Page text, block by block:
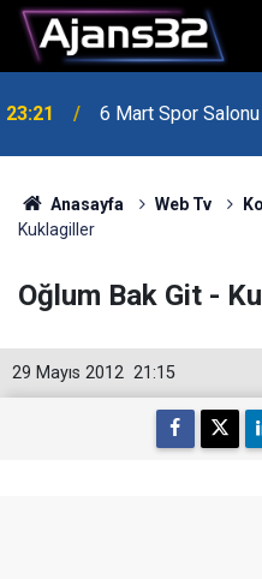
23:21 6 Mart Spor
Anasayfa Web Tv
Kuklagiller
Oğlum Bak Git -
21:15
29 Mayıs 2012